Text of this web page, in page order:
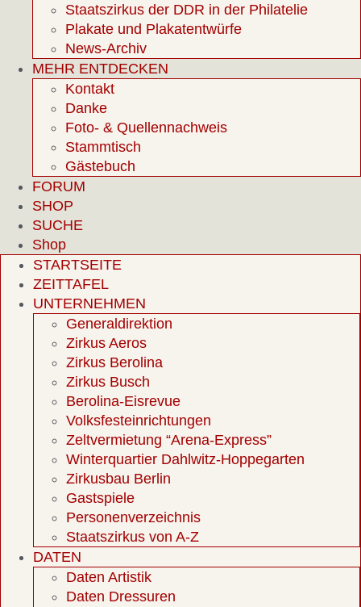
Staatszirkus der DDR in der Philatelie
Plakate und Plakatentwürfe
News-Archiv
MEHR ENTDECKEN
Kontakt
Danke
Foto- & Quellennachweis
Stammtisch
Gästebuch
FORUM
SHOP
SUCHE
Shop
STARTSEITE
ZEITTAFEL
UNTERNEHMEN
Generaldirektion
Zirkus Aeros
Zirkus Berolina
Zirkus Busch
Berolina-Eisrevue
Volksfesteinrichtungen
Zeltvermietung “Arena-Express”
Winterquartier Dahlwitz-Hoppegarten
Zirkusbau Berlin
Gastspiele
Personenverzeichnis
Staatszirkus von A-Z
DATEN
Daten Artistik
Daten Dressuren